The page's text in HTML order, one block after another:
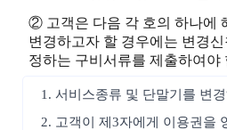
② 고객은 다음 각 호의 하나에
변경하고자 할 경우에는 변경
정하는 구비서류를 제출하여야
1. 서비스종류 및 단말기를 변
2. 고객이 제3자에게 이용권을